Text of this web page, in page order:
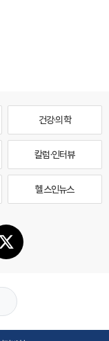
건강·의학
칼럼·인터뷰
헬스인뉴스